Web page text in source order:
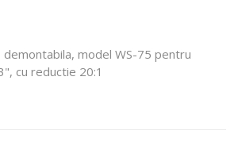
model WS-75 pentru
cu reductie 20:1